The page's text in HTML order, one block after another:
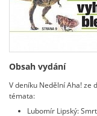
Obsah vydání
V deníku Nedělní Aha! ze
témata:
Lubomír Lipský: